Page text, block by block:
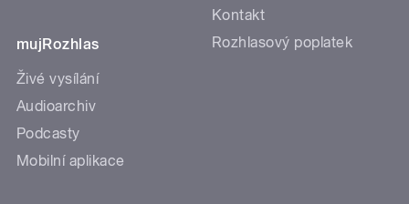
mujRozhlas
Živé vysílání
Audioarchiv
Podcasty
Mobilní aplikace
Kontakt
Rozhlasový poplatek